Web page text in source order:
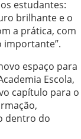
estudantes:
brilhante e o
a prática, com
importante”.
espaço para
Escola,
capítulo para o
dentro do